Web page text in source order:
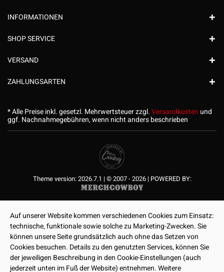
INFORMATIONEN
SHOP SERVICE
VERSAND
ZAHLUNGSARTEN
* Alle Preise inkl. gesetzl. Mehrwertsteuer zzgl.Versandkosten und
ggf. Nachnahmegebühren, wenn nicht anders beschrieben
Theme version: 2026.7.1 | © 2007 - 2026 | POWERED BY:
Auf unserer Website kommen verschiedenen Cookies zum Einsatz:
technische, funktionale sowie solche zu Marketing-Zwecken. Sie
können unsere Seite grundsätzlich auch ohne das Setzen von
Cookies besuchen. Details zu den genutzten Services, können Sie
der jeweiligen Beschreibung in den Cookie-Einstellungen (auch
jederzeit unten im Fuß der Website) entnehmen. Weitere